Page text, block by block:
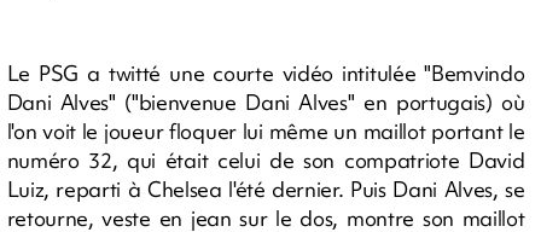
Le PSG a twitté une courte vidéo intitulée "Bemvindo
Dani Alves" ("bienvenue Dani Alves" en portugais) où
l'on voit le joueur floquer lui même un maillot portant le
numéro 32, qui était celui de son compatriote David
Luiz, reparti à Chelsea l'été dernier. Puis Dani Alves, se
retourne, veste en jean sur le dos, montre son maillot